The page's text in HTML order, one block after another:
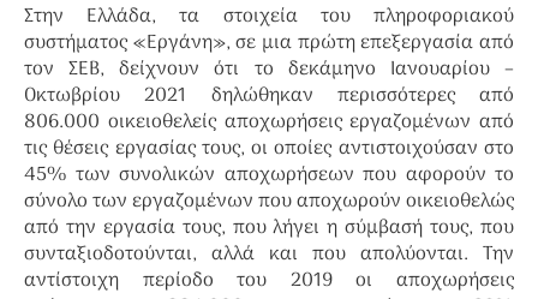
Στην Ελλάδα, τα στοιχεία του πληροφοριακού
συστήματος «Εργάνη», σε μια πρώτη επεξεργασία από
τον ΣΕΒ, δείχνουν ότι το δεκάμηνο Ιανουαρίου –
Οκτωβρίου 2021 δηλώθηκαν περισσότερες από
806.000 οικειοθελείς αποχωρήσεις εργαζομένων από
τις θέσεις εργασίας τους, οι οποίες αντιστοιχούσαν στο
45% των συνολικών αποχωρήσεων που αφορούν το
σύνολο των εργαζομένων που αποχωρούν οικειοθελώς
από την εργασία τους, που λήγει η σύμβασή τους, που
συνταξιοδοτούνται, αλλά και που απολύονται. Την
αντίστοιχη περίοδο του 2019 οι αποχωρήσεις